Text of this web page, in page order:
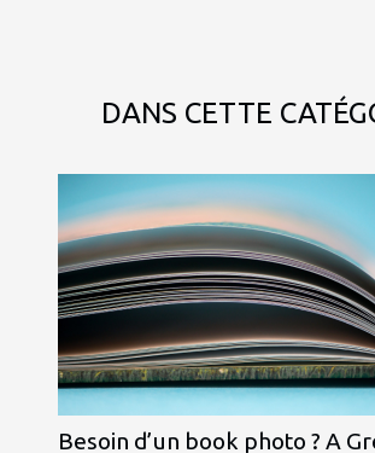
DANS CETTE
Besoin d’un book photo ? A